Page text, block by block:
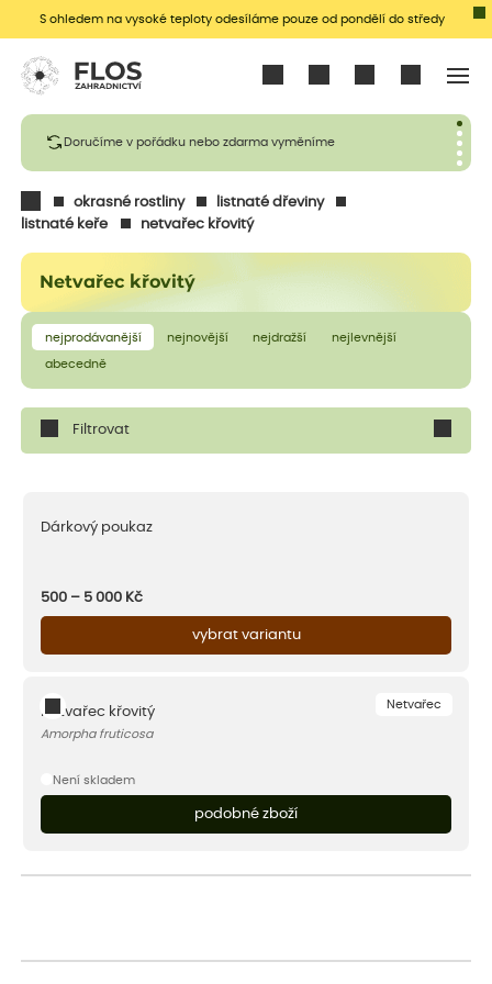
S ohledem na vysoké teploty odesíláme pouze od pondělí do středy
Doručíme v pořádku nebo zdarma vyměníme
okrasné rostliny
listnaté dřeviny
listnaté keře
netvařec křovitý
Netvařec křovitý
nejprodávanější nejnovější nejdražší nejlevnější
abecedně
Filtrovat
Dárkový poukaz
500 – 5 000 Kč
vybrat variantu
Netvařec
Netvařec křovitý
Amorpha fruticosa
Není skladem
podobné zboží